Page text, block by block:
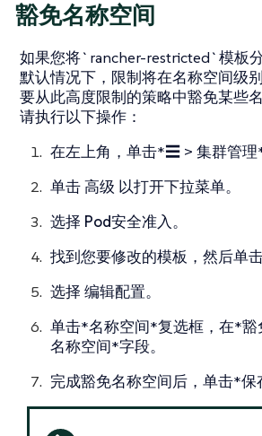
豁免名称空间
如果您将`rancher-restricted`模板
默认情况下，限制将在名称空间级
要从此高度限制的策略中豁免某些
请执行以下操作：
在左上角，单击*☰ > 集群管理*
单击高级 以打开下拉菜单。
选择 Pod安全准入。
找到您要修改的模板，然后单
选择 编辑配置。
单击*名称空间*复选框，在*
名称空间*字段。
完成豁免名称空间后，单击*保